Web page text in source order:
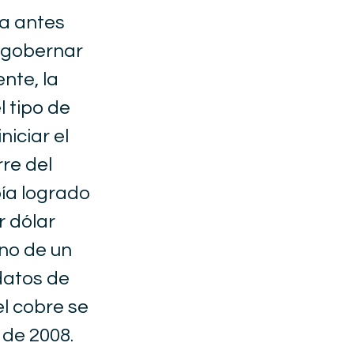
antes
la
tipo de
el
del
logrado
dólar
de un
de
cobre se
2008.